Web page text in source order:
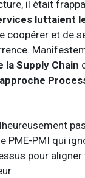
il était
luttaient
coopérer et de
la Supply Chain
PME-PMI qui
pour